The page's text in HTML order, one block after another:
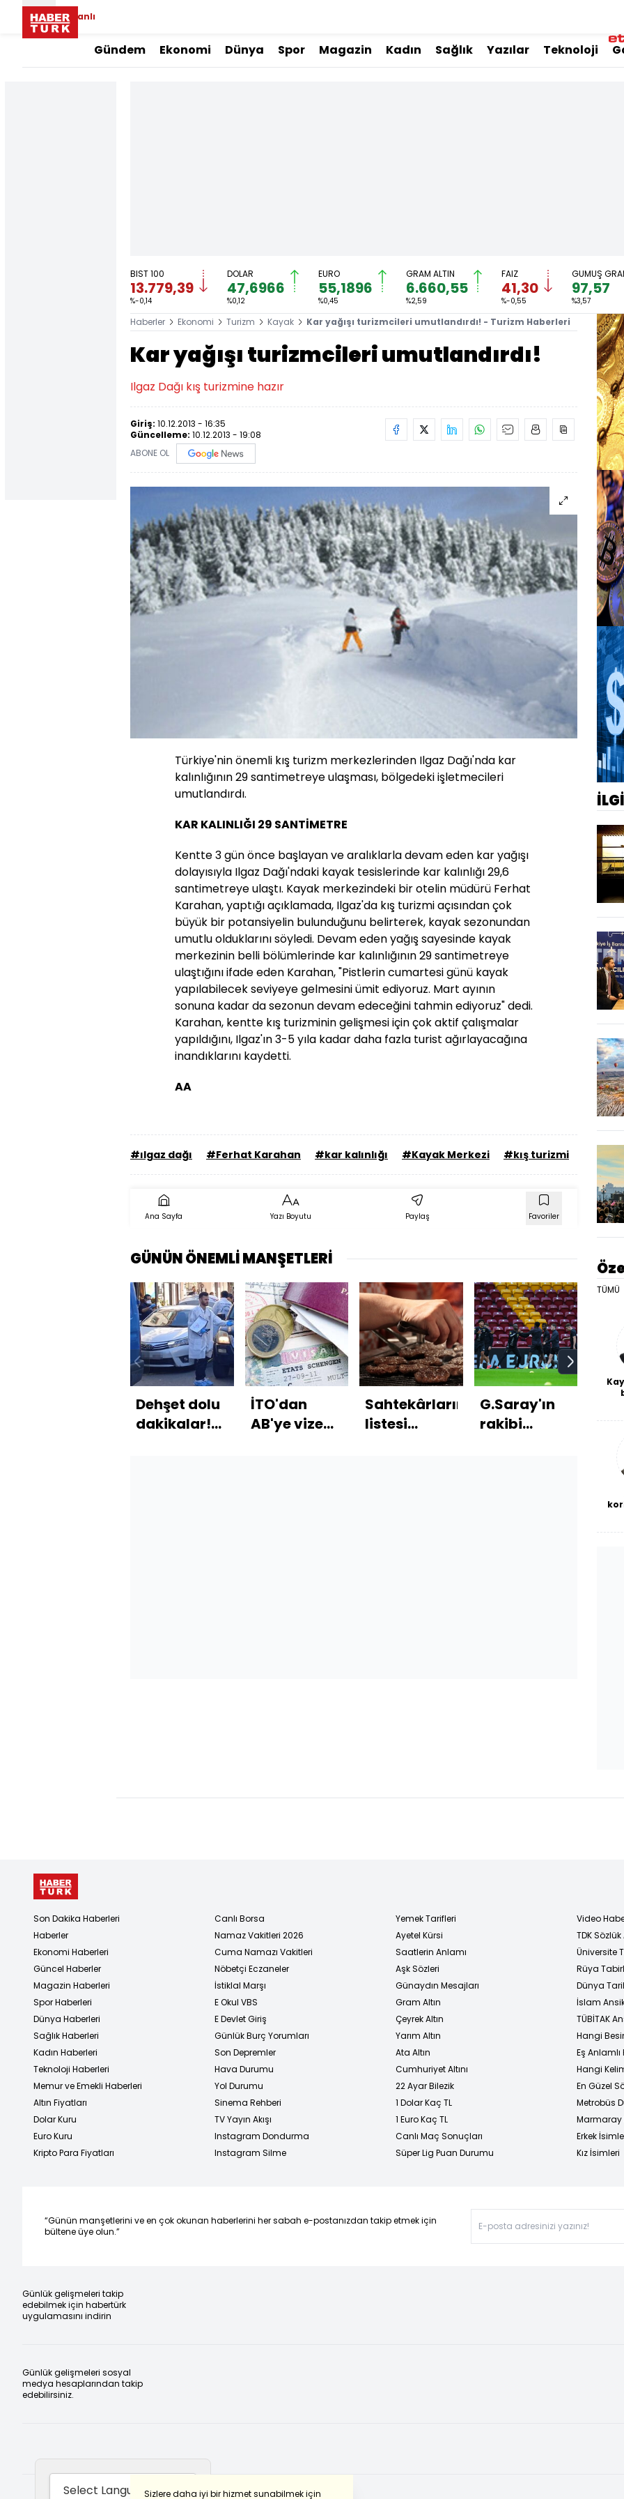
Canlı
Gündem Ekonomi Dünya Spor Magazin Kadın Sağlık Yazılar Teknoloji
BIST 100
13.779,39
%-0,14
DOLAR
47,6966
%0,12
EURO
55,1896
%0,45
GRAM ALTIN
6.660,55
%2,59
FAİZ
41,30
%-0,55
GÜMÜŞ
97,57
%3,57
Haberler Ekonomi Turizm Kayak Kar yağışı turizmcileri umutlandırdı! - Turizm Haberleri
Kar yağışı turizmcileri umutlandırdı!
Ilgaz Dağı kış turizmine hazır
Giriş: 10.12.2013 - 16:35
Güncelleme: 10.12.2013 - 19:08
ABONE OL
Türkiye'nin önemli kış turizm merkezlerinden Ilgaz Dağı'nda kar
kalınlığının 29 santimetreye ulaşması, bölgedeki işletmecileri
umutlandırdı.
KAR KALINLIĞI 29 SANTİMETRE
Kentte 3 gün önce başlayan ve aralıklarla devam eden kar yağışı
dolayısıyla Ilgaz Dağı'ndaki kayak tesislerinde kar kalınlığı 29,6
santimetreye ulaştı. Kayak merkezindeki bir otelin müdürü Ferhat
Karahan, yaptığı açıklamada, Ilgaz'da kış turizmi açısından çok
büyük bir potansiyelin bulunduğunu belirterek, kayak sezonundan
umutlu olduklarını söyledi. Devam eden yağış sayesinde kayak
merkezinin belli bölümlerinde kar kalınlığının 29 santimetreye
ulaştığını ifade eden Karahan, "Pistlerin cumartesi günü kayak
yapılabilecek seviyeye gelmesini ümit ediyoruz. Mart ayının
sonuna kadar da sezonun devam edeceğini tahmin ediyoruz" dedi.
Karahan, kentte kış turizminin gelişmesi için çok aktif çalışmalar
yapıldığını, Ilgaz'ın 3-5 yıla kadar daha fazla turist ağırlayacağına
inandıklarını kaydetti.
AA
#ılgaz dağı #Ferhat Karahan #kar kalınlığı #Kayak Merkezi #kış turizmi
Ana Sayfa Yazı Boyutu Paylaş Favoriler
GÜNÜN ÖNEMLİ MANŞETLERİ
Dehşet dolu
dakikalar!
İTO'dan
AB'ye vize
Sahtekârların
listesi
G.Saray'ın
rakibi
yıl
TÜMÜ
Sizlere daha iyi bir hizmet sunabilmek için
Son Dakika Haberleri
Haberler
Ekonomi Haberleri
Güncel Haberler
Magazin Haberleri
Spor Haberleri
Dünya Haberleri
Sağlık Haberleri
Kadın Haberleri
Teknoloji Haberleri
Memur ve Emekli Haberleri
Altın Fiyatları
Dolar Kuru
Euro Kuru
Kripto Para Fiyatları
Canlı Borsa
Namaz Vakitleri 2026
Cuma Namazı Vakitleri
Nöbetçi Eczaneler
İstiklal Marşı
E Okul VBS
E Devlet Giriş
Günlük Burç Yorumları
Son Depremler
Hava Durumu
Yol Durumu
Sinema Rehberi
TV Yayın Akışı
Instagram Dondurma
Instagram Silme
Yemek Tarifleri
Ayetel Kürsi
Saatlerin Anlamı
Aşk Sözleri
Günaydın Mesajları
Gram Altın
Çeyrek Altın
Yarım Altın
Ata Altın
Cumhuriyet Altını
22 Ayar Bilezik
1 Dolar Kaç TL
1 Euro Kaç TL
Canlı Maç Sonuçları
Süper Lig Puan Durumu
Video
TDK
Üniversite
Rüya
Dünya
İslam
TÜBİTAK
Hangi
Eş
Hangi
En Güzel
Metrobüs
Marmaray
Erkek
Kız İsimleri
“Günün manşetlerini ve en çok okunan haberlerini her sabah e-postanızdan takip etmek için
bültene üye olun.”
Günlük gelişmeleri takip
edebilmek için habertürk
uygulamasını indirin
Günlük gelişmeleri sosyal
medya hesaplarından takip
edebilirsiniz.